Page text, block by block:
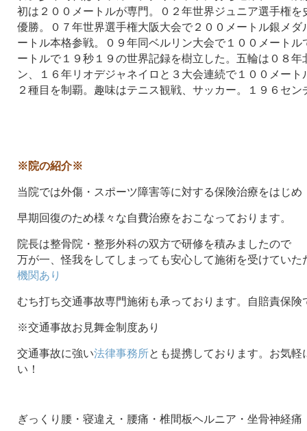
初は２００メートルが専門。０２年世界ジュニア選手権を
優勝。０７年世界選手権大阪大会で２００メートル銀メダ
ートル本格参戦。０９年同ベルリン大会で１００メートル
ートルで１９秒１９の世界記録を樹立した。五輪は０８年
ン、１６年リオデジャネイロと３大会連続で１００メート
２種目を制覇。趣味はテニス観戦、サッカー。１９６セン
※院の紹介※
当院では外傷・スポーツ障害等に対する保険治療をはじめ
早期回復のため様々な自費治療をおこなっております。
院長は整骨院・整形外科の双方で研修を積みましたので
万が一、怪我をしてしまっても安心して施術を受けていた
機関あり
むち打ち交通事故専門施術も承っております。自賠責保険
※交通事故お見舞金制度あり
交通事故に強い法律事務所とも提携しております。お気軽
い！
ぎっくり腰・寝違え・腰痛・椎間板ヘルニア・坐骨神経痛